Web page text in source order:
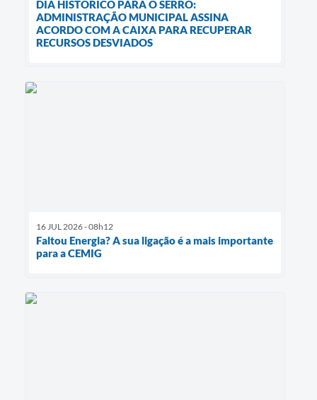
DIA HISTÓRICO PARA O SERRO:
ADMINISTRAÇÃO MUNICIPAL ASSINA
ACORDO COM A CAIXA PARA RECUPERAR
RECURSOS DESVIADOS
16 JUL 2026 - 08h12
Faltou Energia? A sua ligação é a mais importante
para a CEMIG